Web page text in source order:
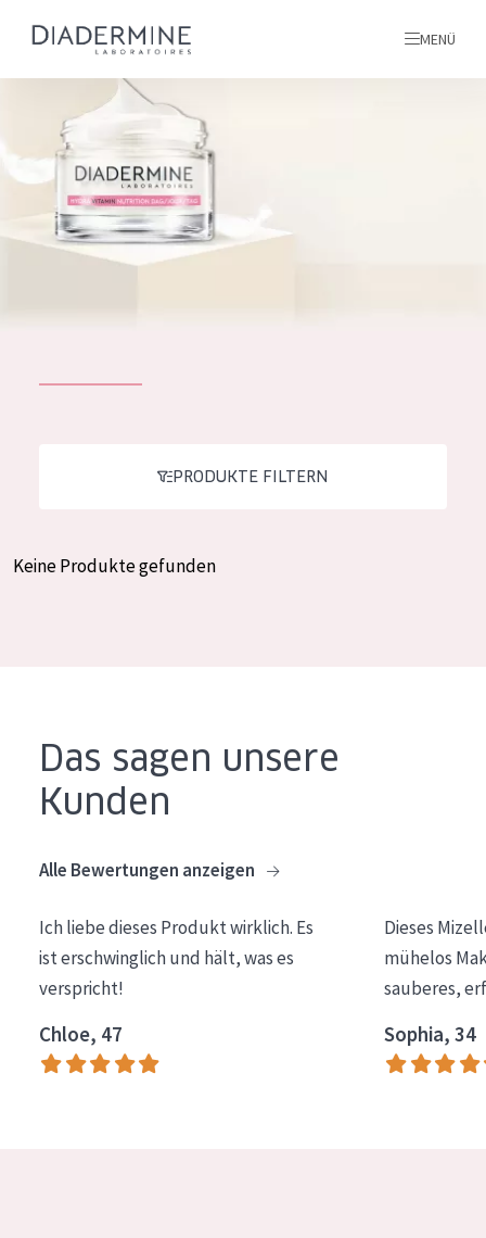
Nachtcreme
Augencreme
PRODUKTLINIE
Essentials
Lift+
Expert
ALLE PRODUKTE
Alle produkte
MENÜ
Startseite
inhaltsstoffe
Spanish
PRODUKTE FILTERN
Keine Produkte gefunden
Das sagen unsere
Kunden
Alle Bewertungen anzeigen
Ich liebe dieses Produkt wirklich. Es
ist erschwinglich und hält, was es
verspricht!
Chloe, 47
Dieses
mühelos
sauberes,
Sophia, 34